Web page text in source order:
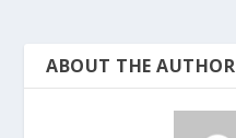
ABOUT THE AUTHOR